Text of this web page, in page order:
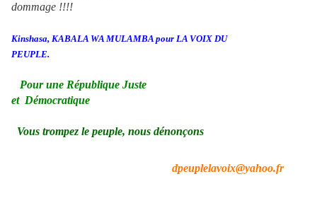
dommage !!!!
Kinshasa, KABALA WA MULAMBA pour LA VOIX DU
PEUPLE.
Pour une République Juste
et Démocratique
Vous trompez le peuple, nous dénonçons
dpeuplelavoix@yahoo.fr